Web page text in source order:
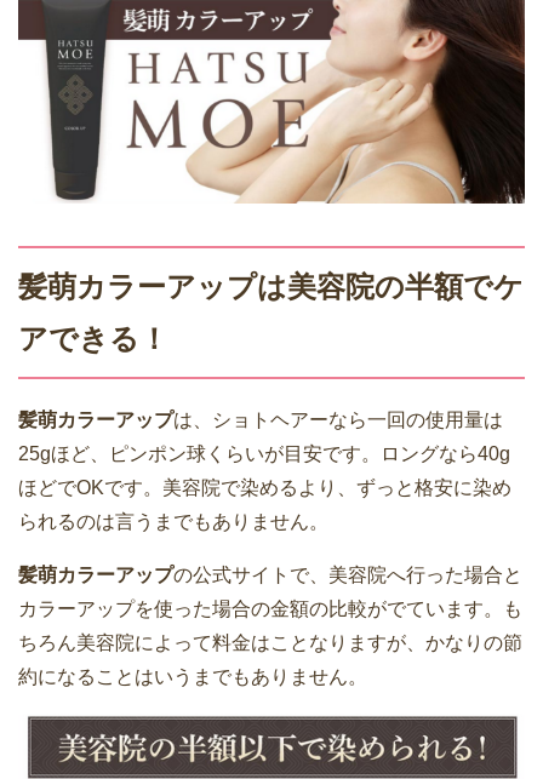
髪萌カラーアップは美容院の半額でケ
アできる！
髪萌カラーアップは、ショトヘアーなら一回の使用量は
25gほど、ピンポン球くらいが目安です。ロングなら40g
ほどでOKです。美容院で染めるより、ずっと格安に染め
られるのは言うまでもありません。
髪萌カラーアップの公式サイトで、美容院へ行った場合と
カラーアップを使った場合の金額の比較がでています。も
ちろん美容院によって料金はことなりますが、かなりの節
約になることはいうまでもありません。